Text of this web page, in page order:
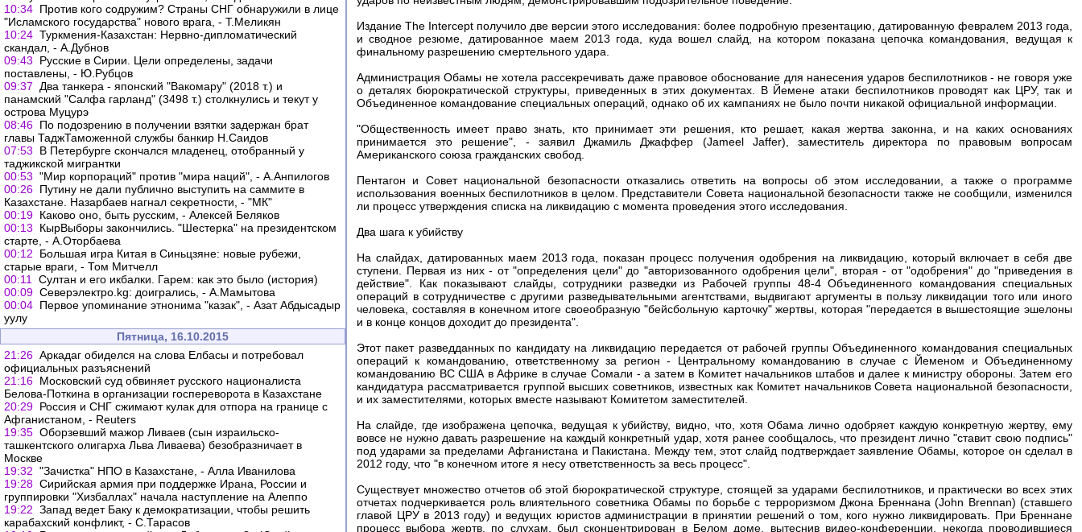
10:34 Против кого содружим? Страны СНГ обнаружили в лице
"Исламского государства" нового врага, - Т.Меликян
10:24 Туркмения-Казахстан: Нервно-дипломатический
скандал, - А.Дубнов
09:43
Русские в Сирии. Цели определены, задачи
поставлены, - Ю.Рубцов
09:37
Два танкера - японский "Вакомару" (2018 т.) и
панамский "Салфа гарланд" (3498 т.) столкнулись и текут у
острова Муцурэ
08:46 По подозрению в получении взятки задержан брат
главы ТаджТаможенной службы банкир Н.Саидов
07:53
В Петербурге скончался младенец, отобранный у
таджикской мигрантки
00:53 "Мир корпораций" против "мира наций", - А.Анпилогов
00:26 Путину не дали публично выступить на саммите в
Казахстане. Назарбаев нагнал секретности, - "МК"
00:19 Каково оно, быть русским, - Алексей Беляков
00:13
КырВыборы закончились. "Шестерка" на президентском
старте, - А.Оторбаева
00:12
Большая игра Китая в Синьцзяне: новые рубежи,
старые враги, - Том Митчелл
00:11
Султан и его икбалки. Гарем: как это было (история)
00:09 Северэлектро.kg: доигрались, - А.Мамытова
00:04 Первое упоминание этнонима "казак", - Азат Абдысадыр
уулу
Пятница, 16.10.2015
21:26 Аркадаг обиделся на слова Елбасы и потребовал
официальных разъяснений
21:16 Московский суд обвиняет русского националиста
Белова-Поткина в организации госпереворота в Казахстане
20:29 Россия и СНГ сжимают кулак для отпора на границе с
Афганистаном, - Reuters
19:35 Оборзевший мажор Ливаев (сын израильско-
ташкентского олигарха Льва Ливаева) безобразничает в
Москве
19:32 "Зачистка" НПО в Казахстане, - Алла Иванилова
19:28 Сирийская армия при поддержке Ирана, России и
группировки "Хизбаллах" начала наступление на Алеппо
19:22 Запад ведет Баку к демократизации, чтобы решить
карабахский конфликт, - С.Тарасов
Издание The Intercept получило две версии этого исследования: более подробную презентацию, датированную февралем 2013 года,
и сводное резюме, датированное маем 2013 года, куда вошел слайд, на котором показана цепочка командования, ведущая к
финальному разрешению смертельного удара.
Администрация Обамы не хотела рассекречивать даже правовое обоснование для нанесения ударов беспилотников - не говоря уже
о деталях бюрократической структуры, приведенных в этих документах. В Йемене атаки беспилотников проводят как ЦРУ, так и
Объединенное командование специальных операций, однако об их кампаниях не было почти никакой официальной информации.
"Общественность имеет право знать, кто принимает эти решения, кто решает, какая жертва законна, и на каких основаниях
принимается это решение", - заявил Джамиль Джаффер (Jameel Jaffer), заместитель директора по правовым вопросам
Американского союза гражданских свобод.
Пентагон и Совет национальной безопасности отказались ответить на вопросы об этом исследовании, а также о программе
использования военных беспилотников в целом. Представители Совета национальной безопасности также не сообщили, изменился
ли процесс утверждения списка на ликвидацию с момента проведения этого исследования.
Два шага к убийству
На слайдах, датированных маем 2013 года, показан процесс получения одобрения на ликвидацию, который включает в себя две
ступени. Первая из них - от "определения цели" до "авторизованного одобрения цели", вторая - от "одобрения" до "приведения в
действие". Как показывают слайды, сотрудники разведки из Рабочей группы 48-4 Объединенного командования специальных
операций в сотрудничестве с другими разведывательными агентствами, выдвигают аргументы в пользу ликвидации того или иного
человека, составляя в конечном итоге своеобразную "бейсбольную карточку" жертвы, которая "передается в вышестоящие эшелоны
и в конце концов доходит до президента".
Этот пакет разведданных по кандидату на ликвидацию передается от рабочей группы Объединенного командования специальных
операций к командованию, ответственному за регион - Центральному командованию в случае с Йеменом и Объединенному
командованию ВС США в Африке в случае Сомали - а затем в Комитет начальников штабов и далее к министру обороны. Затем его
кандидатура рассматривается группой высших советников, известных как Комитет начальников Совета национальной безопасности,
и их заместителями, которых вместе называют Комитетом заместителей.
На слайде, где изображена цепочка, ведущая к убийству, видно, что, хотя Обама лично одобряет каждую конкретную жертву, ему
вовсе не нужно давать разрешение на каждый конкретный удар, хотя ранее сообщалось, что президент лично "ставит свою подпись"
под ударами за пределами Афганистана и Пакистана. Между тем, этот слайд подтверждает заявление Обамы, которое он сделал в
2012 году, что "в конечном итоге я несу ответственность за весь процесс".
Существует множество отчетов об этой бюрократической структуре, стоящей за ударами беспилотников, и практически во всех этих
отчетах подчеркивается роль влиятельного советника Обамы по борьбе с терроризмом Джона Бреннана (John Brennan) (ставшего
главой ЦРУ в 2013 году) и ведущих юристов администрации в принятии решений о том, кого нужно ликвидировать. При Бреннане
процесс выбора жертв, по слухам, был сконцентрирован в Белом доме, вытеснив видео-конференции, некогда проводившиеся